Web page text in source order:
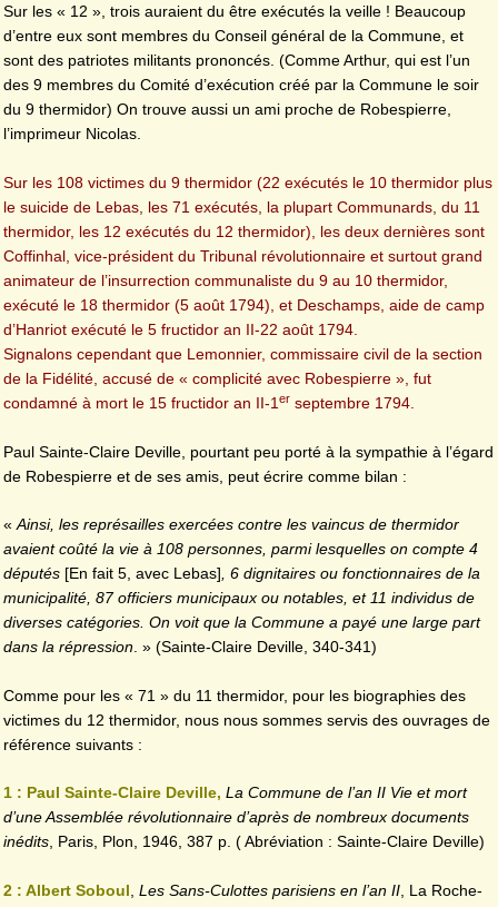
Sur les « 12 », trois auraient du être exécutés la veille ! Beaucoup
d’entre eux sont membres du Conseil général de la Commune, et
sont des patriotes militants prononcés. (Comme Arthur, qui est l’un
des 9 membres du Comité d’exécution créé par la Commune le soir
du 9 thermidor) On trouve aussi un ami proche de Robespierre,
l’imprimeur Nicolas.
Sur les 108 victimes du 9 thermidor (22 exécutés le 10 thermidor plus
le suicide de Lebas, les 71 exécutés, la plupart Communards, du 11
thermidor, les 12 exécutés du 12 thermidor), les deux dernières sont
Coffinhal, vice-président du Tribunal révolutionnaire et surtout grand
animateur de l’insurrection communaliste du 9 au 10 thermidor,
exécuté le 18 thermidor (5 août 1794), et Deschamps, aide de camp
d’Hanriot exécuté le 5 fructidor an II-22 août 1794.
Signalons cependant que Lemonnier, commissaire civil de la section
de la Fidélité, accusé de « complicité avec Robespierre », fut
condamné à mort le 15 fructidor an II-1 er septembre 1794.
Paul Sainte-Claire Deville, pourtant peu porté à la sympathie à l’égard
de Robespierre et de ses amis, peut écrire comme bilan :
«Ainsi, les représailles exercées contre les vaincus de thermidor
avaient coûté la vie à 108 personnes, parmi lesquelles on compte 4
députés [En fait 5, avec Lebas], 6 dignitaires ou fonctionnaires de la
municipalité, 87 officiers municipaux ou notables, et 11 individus de
diverses catégories. On voit que la Commune a payé une large part
dans la répression. » (Sainte-Claire Deville, 340-341)
Comme pour les « 71 » du 11 thermidor, pour les biographies des
victimes du 12 thermidor, nous nous sommes servis des ouvrages de
référence suivants :
1 : Paul Sainte-Claire Deville, La Commune de l’an II Vie et mort
d’une Assemblée révolutionnaire d’après de nombreux documents
inédits, Paris, Plon, 1946, 387 p. ( Abréviation : Sainte-Claire Deville)
2 : Albert Soboul Les Sans-Culottes parisiens en l’an II , La Roche-